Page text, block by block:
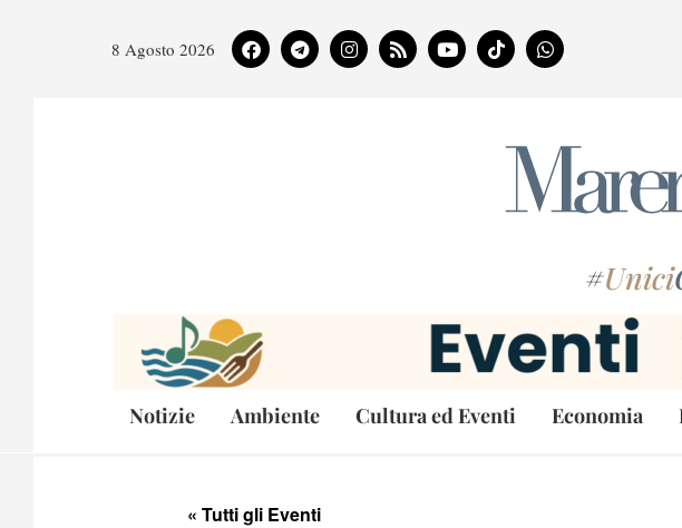
8 Agosto 2026
#Unici
Notizie Ambiente Cultura ed Eventi Economia
« Tutti gli Eventi